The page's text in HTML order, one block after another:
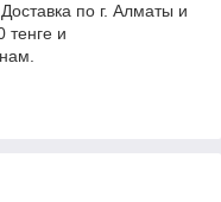
по г. Алматы и
тенге и